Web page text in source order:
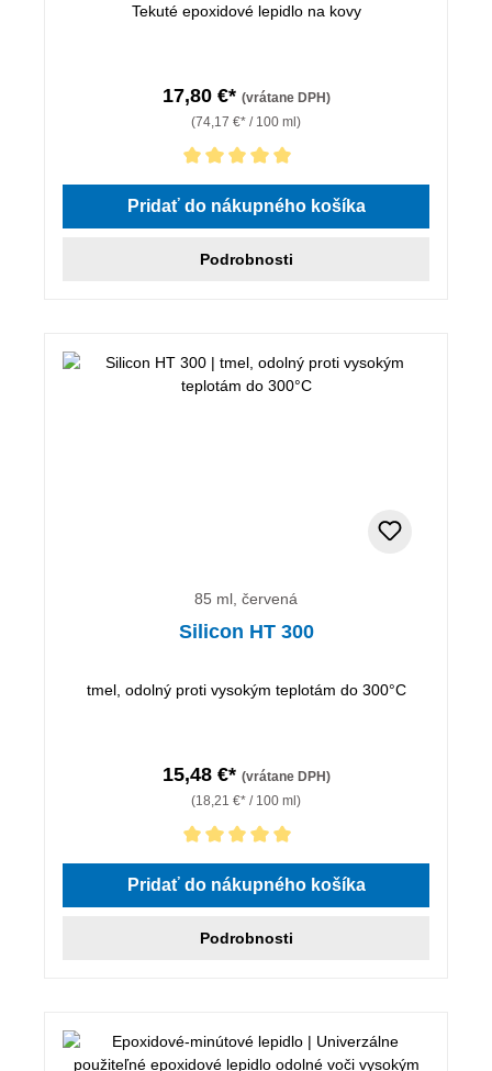
Tekuté epoxidové lepidlo na kovy
17,80 €* (vrátane DPH)
(74,17 €* / 100 ml)
Priemerné hodnotenie 5 z 5 hviezdičiek
Pridať do nákupného košíka
Podrobnosti
85 ml, červená
Silicon HT 300
tmel, odolný proti vysokým teplotám do 300°C
15,48 €* (vrátane DPH)
(18,21 €* / 100 ml)
Priemerné hodnotenie 5 z 5 hviezdičiek
Pridať do nákupného košíka
Podrobnosti